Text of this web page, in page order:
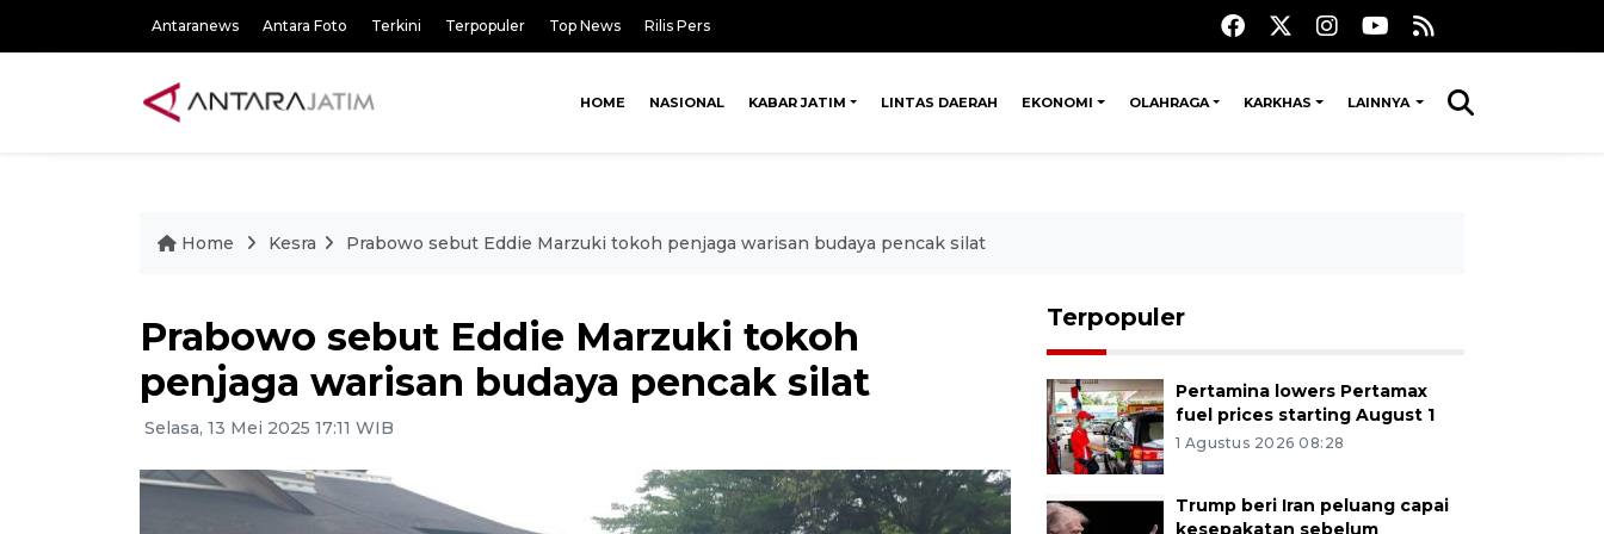
Antaranews Antara Foto Terkini Terpopuler Top News Rilis Pers
HOME NASIONAL KABAR JATIM LINTAS DAERAH EKONOMI OLAHRAGA KARKHAS LAINNYA
Home Kesra Prabowo sebut Eddie Marzuki tokoh penjaga warisan budaya pencak silat
Prabowo sebut Eddie Marzuki tokoh
penjaga warisan budaya pencak silat
Selasa, 13 Mei 2025 17:11 WIB
Terpopuler
Pertamina lowers Pertamax
fuel prices starting August 1
1 Agustus 2026 08:28
Trump beri Iran peluang capai
kesepakatan sebelum